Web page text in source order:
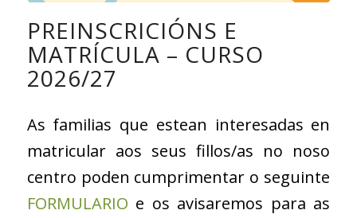
PREINSCRICIÓNS E
MATRÍCULA – CURSO
2026/27
As familias que estean interesadas en
matricular aos seus fillos/as no noso
centro poden cumprimentar o seguinte
FORMULARIO e os avisaremos para as